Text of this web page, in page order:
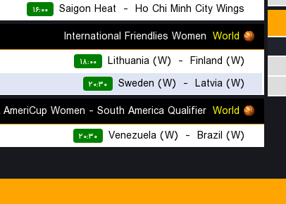
Ho Chi Minh City Wings
-
Saigon Heat ۱۶:۰۰
World
Finland (W)
-
Lithuania (W) ۱۸:۰۰
Latvia (W)
-
Sweden (W) ۲۰:۳۰
World
Brazil (W)
-
Venezuela (W) ۲۰:۳۰